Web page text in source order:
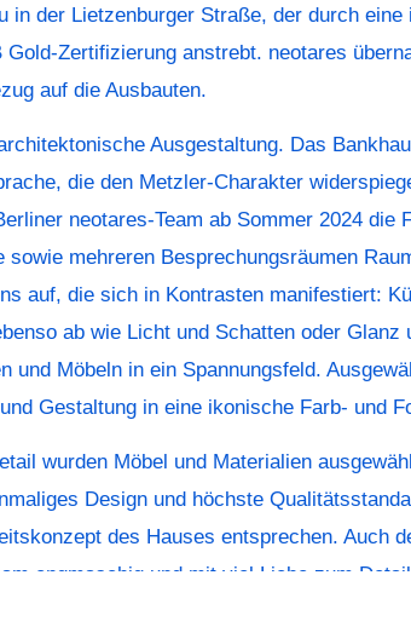
in der Lietzenburger Straße, der durch
Zertifizierung anstrebt. neotares
auf die Ausbauten.
Ausgestaltung. Das
die den Metzler-Charakter
neotares-Team ab Sommer 2024 die
sowie mehreren Besprechungsräumen
auf, die sich in Kontrasten manifestiert:
ab wie Licht und Schatten oder Glanz
und Möbeln in ein Spannungsfeld.
Gestaltung in eine ikonische Farb- und
wurden Möbel und Materialien
Design und höchste
des Hauses entsprechen. Auch
engmaschig und mit viel Liebe zum